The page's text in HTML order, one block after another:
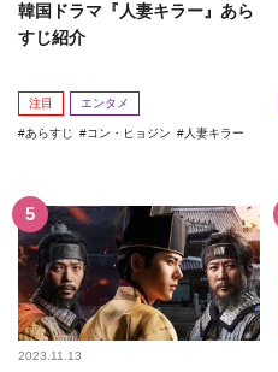
韓国ドラマ『人妻キラー』あら
すじ紹介
注目 エンタメ
あらすじ コン・ヒョジン 人妻キラー
2023.11.13